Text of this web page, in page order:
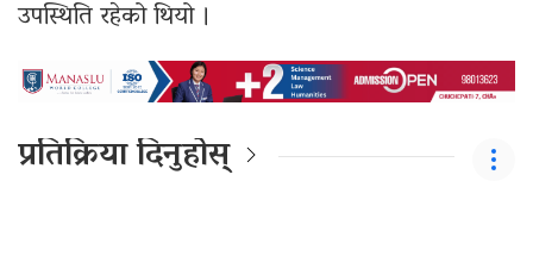
उपस्थिति रहेको थियो ।
प्रतिक्रिया दिनुहोस्